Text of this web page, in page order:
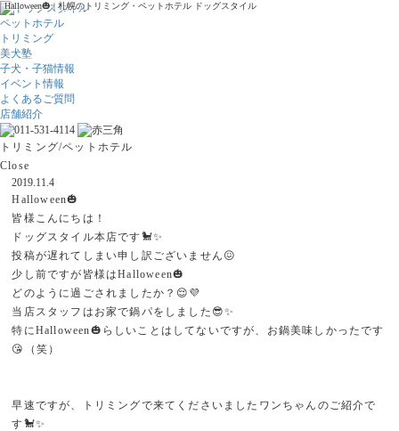
Halloween🎃 | 札幌のトリミング・ペットホテル ドッグスタイル
ペットホテル
トリミング
美犬塾
子犬・子猫情報
イベント情報
よくあるご質問
店舗紹介
トリミング/ペットホテル
Close
2019.11.4
Halloween🎃
皆様こんにちは！
ドッグスタイル本店です🐩✨
投稿が遅れてしまい申し訳ございません😖
少し前ですが皆様はHalloween🎃
どのように過ごされましたか？😌💜
当店スタッフはお家で鍋パをしました😎✨
特にHalloween🎃らしいことはしてないですが、お鍋美味しかったです
😘（笑）
早速ですが、トリミングで来てくださいましたワンちゃんのご紹介で
す🐩✨